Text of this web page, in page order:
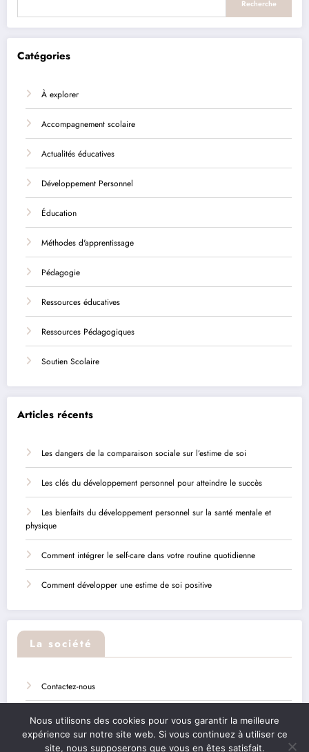
Recherche
Catégories
À explorer
Accompagnement scolaire
Actualités éducatives
Développement Personnel
Éducation
Méthodes d'apprentissage
Pédagogie
Ressources éducatives
Ressources Pédagogiques
Soutien Scolaire
Articles récents
Les dangers de la comparaison sociale sur l’estime de soi
Les clés du développement personnel pour atteindre le succès
Les bienfaits du développement personnel sur la santé mentale et
physique
Comment intégrer le self-care dans votre routine quotidienne
Comment développer une estime de soi positive
La société
Contactez-nous
Sitemap
Mentions légales
Nous utilisons des cookies pour vous garantir la meilleure
expérience sur notre site web. Si vous continuez à utiliser ce
site, nous supposerons que vous en êtes satisfait.